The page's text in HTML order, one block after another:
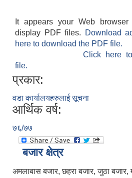
It appears your Web
display PDF files.
Download
here to download the PDF file.
Click here
file.
प्रकार:
वडा कार्यालयहरुलाई सूचना
आर्थिक वर्ष:
७६/७७
बजार क्षेत्र
अमलाबास बजार, छहरा बजार, जुठा बजार,